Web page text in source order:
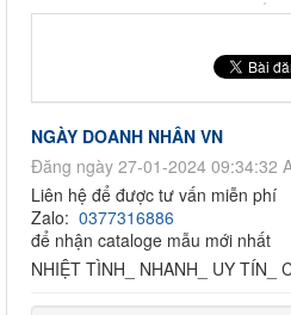
NGÀY DOANH NHÂN VN
Đăng ngày 27-01-2024 09:34:32
Liên hệ để được tư vấn miễn phí
Zalo: 0377316886
để nhận cataloge mẫu mới nhất
NHIỆT TÌNH_ NHANH_ UY TÍN_